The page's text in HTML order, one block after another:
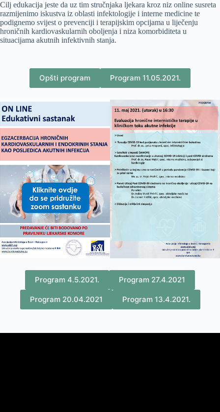
Cilj edukacija jeste da uz tim stručnjaka ljekara kroz niz online susreta
razmijenimo iskustva iz oblasti infektologije i interne medicine te
podignemo svijest o prevenciji i terapijskim opcijama u liječenju
hroničnih kardiovaskularnih oboljenja i niza komorbiditeta u
situacijama akutnih infektivnih stanja.
Opšti program Program 11.05.2021.
Program 4.5.2021. Program 27.4.2021
Program 20.04.2021 Program 13.4.2021.